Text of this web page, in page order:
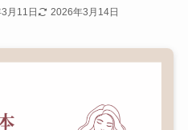
月11日 2026年3月14日